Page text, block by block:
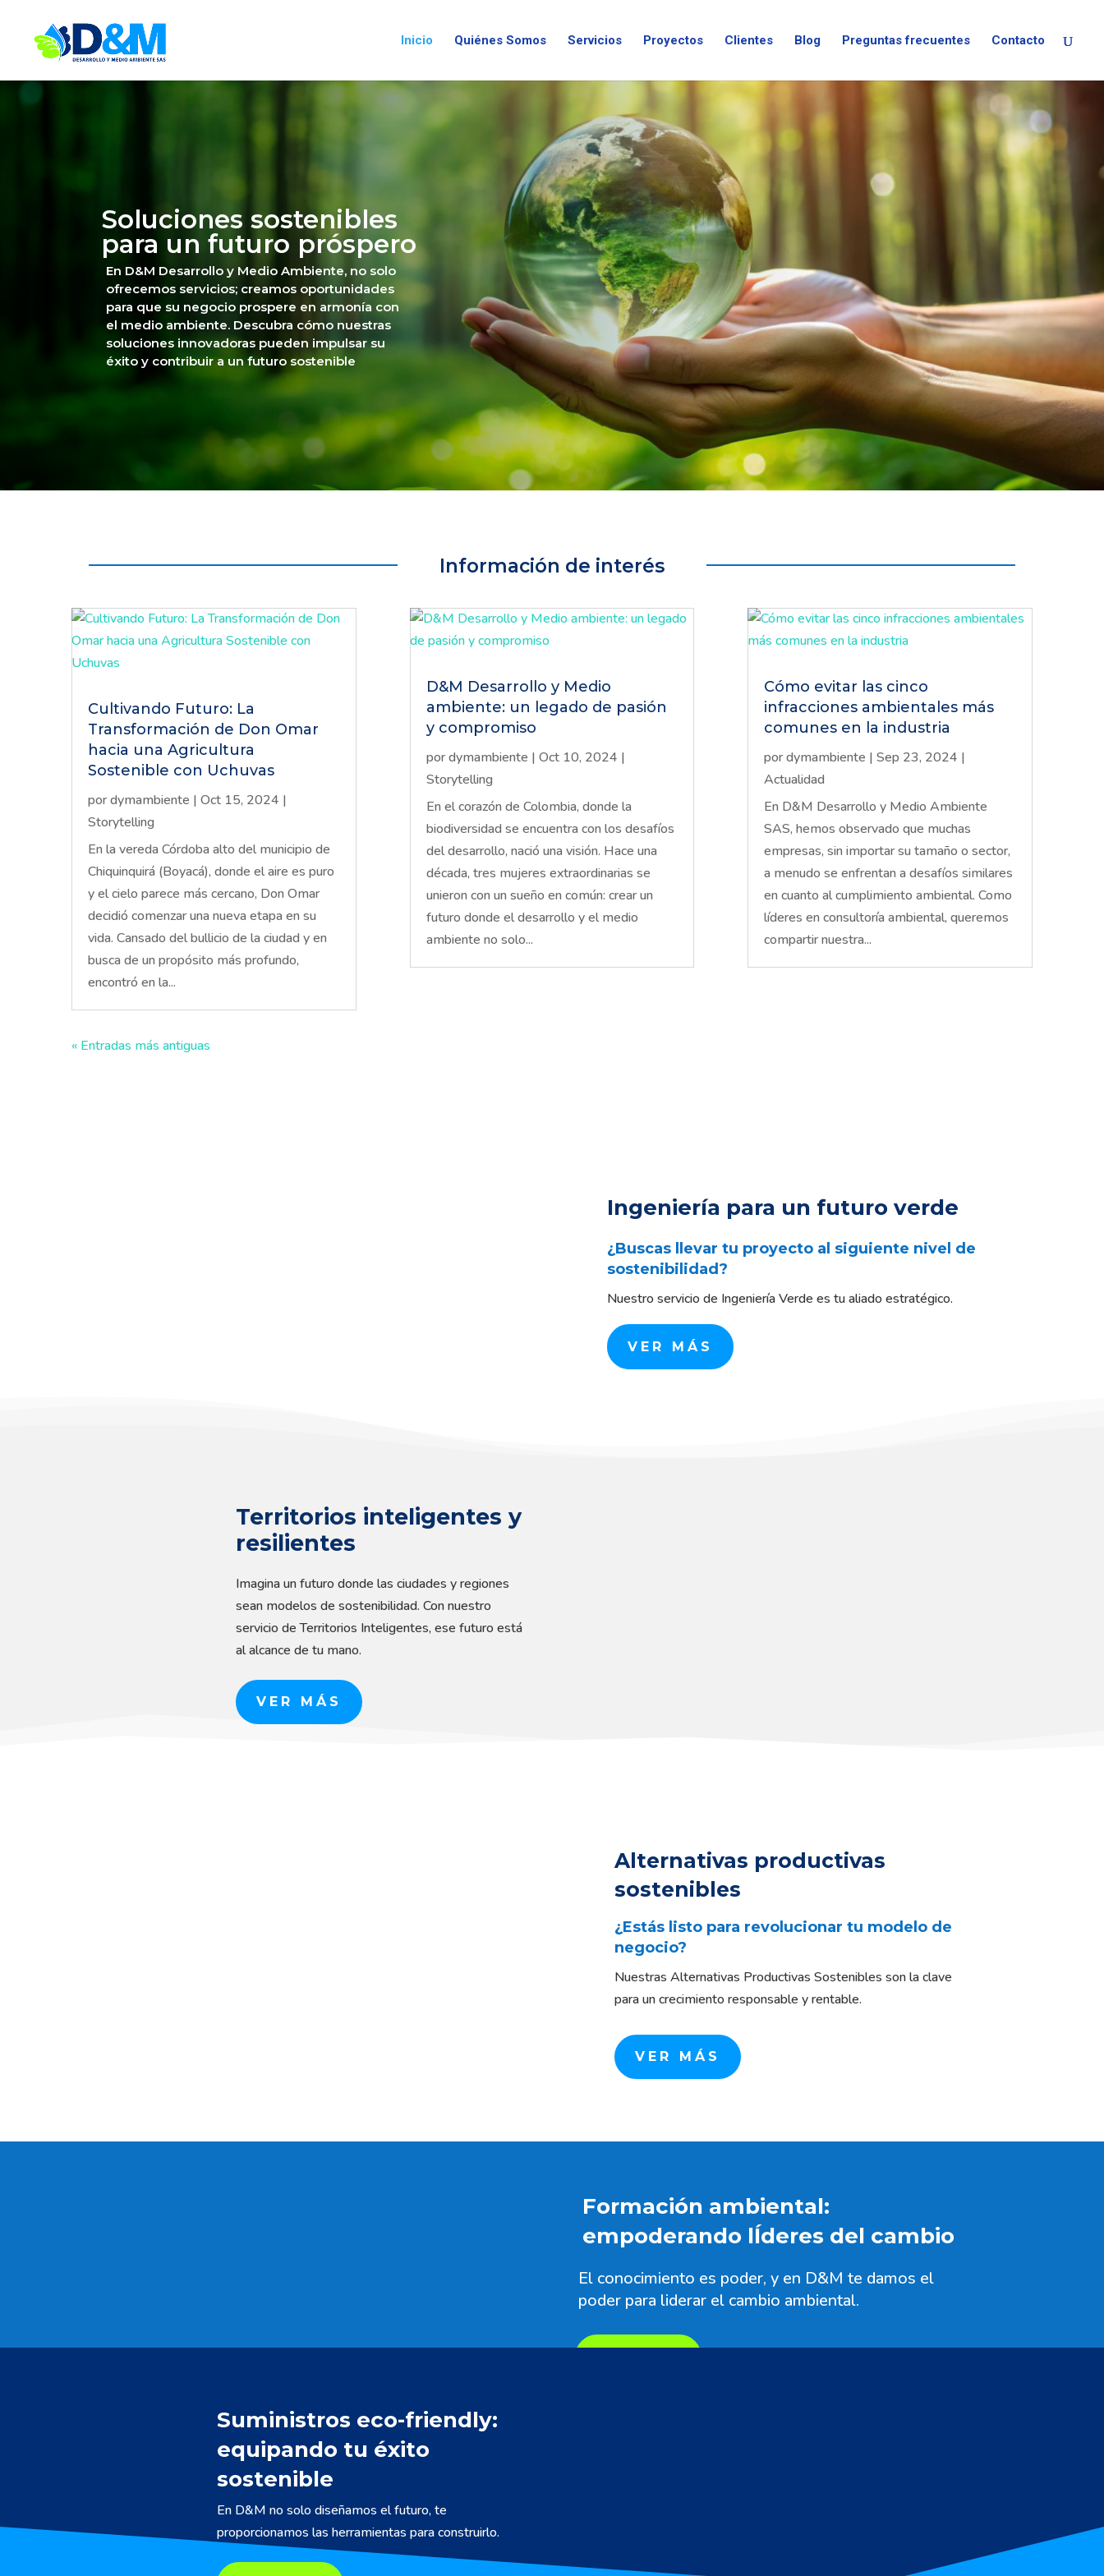
Inicio Quiénes Somos Servicios Proyectos Clientes Blog Preguntas frecuentes Contacto
Información de interés
Cultivando Futuro: La
Transformación de Don Omar
hacia una Agricultura
Sostenible con Uchuvas
pordymambiente |Oct 15, 2024 |
Storytelling
En la vereda Córdoba alto del municipio de
Chiquinquirá (Boyacá), donde el aire es puro
y el cielo parece más cercano, Don Omar
decidió comenzar una nueva etapa en su
vida. Cansado del bullicio de la ciudad y en
busca de un propósito más profundo,
encontró en la...
D&M Desarrollo y Medio
ambiente: un legado de pasión
y compromiso
pordymambiente | Oct 10, 2024 |
Storytelling
En el corazón de Colombia, donde la
biodiversidad se encuentra con los desafíos
del desarrollo, nació una visión. Hace una
década, tres mujeres extraordinarias se
unieron con un sueño en común: crear un
futuro donde el desarrollo y el medio
ambiente no solo...
Cómo evitar las cinco
infracciones ambientales más
comunes en la industria
pordymambiente | Sep 23, 2024 |
Actualidad
En D&M Desarrollo y Medio Ambiente
SAS, hemos observado que muchas
empresas, sin importar su tamaño o sector,
a menudo se enfrentan a desafíos similares
en cuanto al cumplimiento ambiental. Como
líderes en consultoría ambiental, queremos
compartir nuestra...
« Entradas más antiguas
Ingeniería para un futuro verde
¿Buscas llevar tu proyecto al siguiente nivel de
sostenibilidad?
Nuestro servicio de Ingeniería Verde es tu aliado estratégico.
VER MÁS
Territorios inteligentes y
resilientes
Imagina un futuro donde las ciudades y regiones
sean modelos de sostenibilidad. Con nuestro
servicio de Territorios Inteligentes, ese futuro está
al alcance de tu mano.
VER MÁS
Alternativas productivas
sostenibles
¿Estás listo para revolucionar tu modelo de
negocio?
Nuestras Alternativas Productivas Sostenibles son la clave
para un crecimiento responsable y rentable.
VER MÁS
Formación ambiental:
empoderando lÍderes del cambio
El conocimiento es poder, y en D&M te damos el
poder para liderar el cambio ambiental.
Suministros eco-friendly:
equipando tu éxito
sostenible
En D&M no solo diseñamos el futuro, te
proporcionamos las herramientas para construirlo.